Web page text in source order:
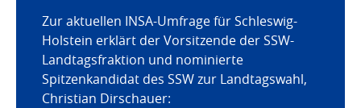
Zur aktuellen INSA-Umfrage für Schleswig-
Holstein erklärt der Vorsitzende der SSW-
Landtagsfraktion und nominierte
Spitzenkandidat des SSW zur Landtagswahl,
Christian Dirschauer: